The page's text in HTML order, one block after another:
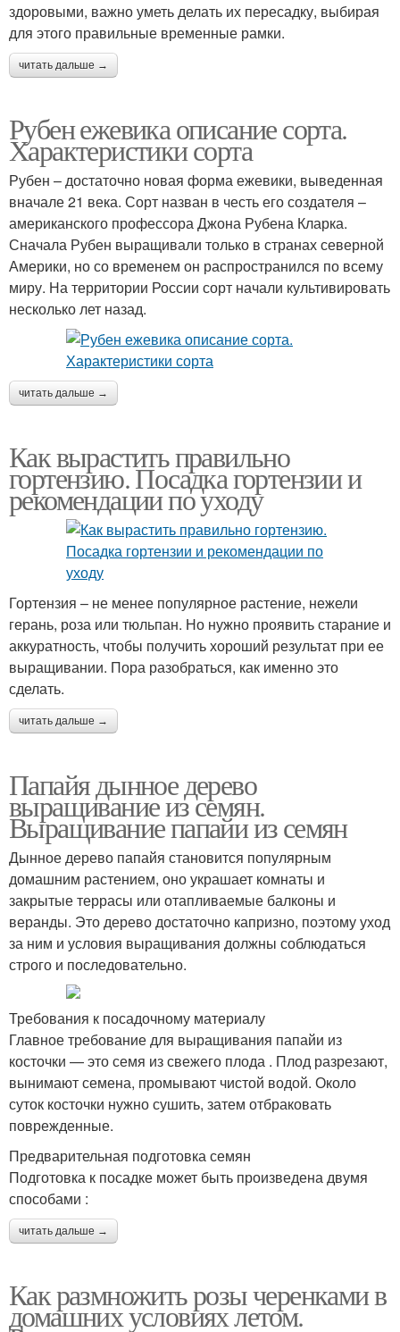
здоровыми, важно уметь делать их пересадку, выбирая
для этого правильные временные рамки.
читать дальше →
Рубен ежевика описание сорта.
Характеристики сорта
Рубен – достаточно новая форма ежевики, выведенная
вначале 21 века. Сорт назван в честь его создателя –
американского профессора Джона Рубена Кларка.
Сначала Рубен выращивали только в странах северной
Америки, но со временем он распространился по всему
миру. На территории России сорт начали культивировать
несколько лет назад.
читать дальше →
Как вырастить правильно
гортензию. Посадка гортензии и
рекомендации по уходу
Гортензия – не менее популярное растение, нежели
герань, роза или тюльпан. Но нужно проявить старание и
аккуратность, чтобы получить хороший результат при ее
выращивании. Пора разобраться, как именно это
сделать.
читать дальше →
Папайя дынное дерево
выращивание из семян.
Выращивание папайи из семян
Дынное дерево папайя становится популярным
домашним растением, оно украшает комнаты и
закрытые террасы или отапливаемые балконы и
веранды. Это дерево достаточно капризно, поэтому уход
за ним и условия выращивания должны соблюдаться
строго и последовательно.
Требования к посадочному материалу
Главное требование для выращивания папайи из
косточки — это семя из свежего плода . Плод разрезают,
вынимают семена, промывают чистой водой. Около
суток косточки нужно сушить, затем отбраковать
поврежденные.
Предварительная подготовка семян
Подготовка к посадке может быть произведена двумя
способами :
читать дальше →
Как размножить розы черенками в
домашних условиях летом.